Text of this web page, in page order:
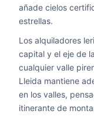
añade cielos
estrellas.
Los alquiladores
capital y el eje de
cualquier valle
Lleida mantiene
en los valles,
itinerante de